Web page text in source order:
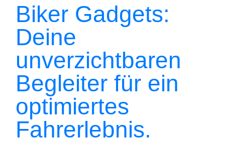
Biker Gadgets:
Deine
unverzichtbaren
Begleiter für ein
optimiertes
Fahrerlebnis.